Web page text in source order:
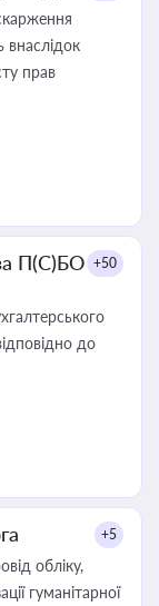
внаслідок
прав
П(С)БО +50
до
+5
обліку,
гуманітарної